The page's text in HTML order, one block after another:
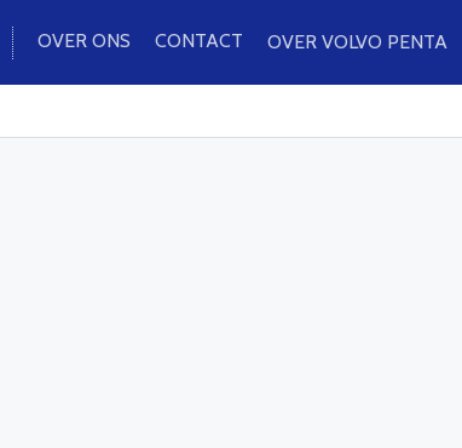
OVER ONS CONTACT OVER VOLVO PENTA